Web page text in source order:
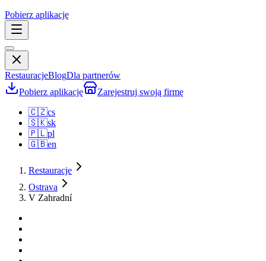
Pobierz aplikację
RestauracjeBlogDla partnerów
Pobierz aplikację
Zarejestruj swoją firmę
🇨🇿cs
🇸🇰sk
🇵🇱pl
🇬🇧en
Restauracje
Ostrava
V Zahradní